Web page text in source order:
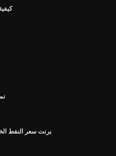
برنت سعر النفط الخام